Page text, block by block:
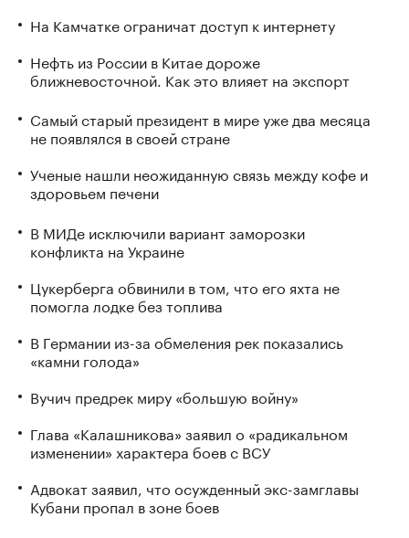
На Камчатке ограничат доступ к интернету
Нефть из России в Китае дороже
ближневосточной. Как это влияет на экспорт
Самый старый президент в мире уже два месяца
не появлялся в своей стране
Ученые нашли неожиданную связь между кофе и
здоровьем печени
В МИДе исключили вариант заморозки
конфликта на Украине
Цукерберга обвинили в том, что его яхта не
помогла лодке без топлива
В Германии из-за обмеления рек показались
«камни голода»
Вучич предрек миру «большую войну»
Глава «Калашникова» заявил о «радикальном
изменении» характера боев с ВСУ
Адвокат заявил, что осужденный экс-замглавы
Кубани пропал в зоне боев